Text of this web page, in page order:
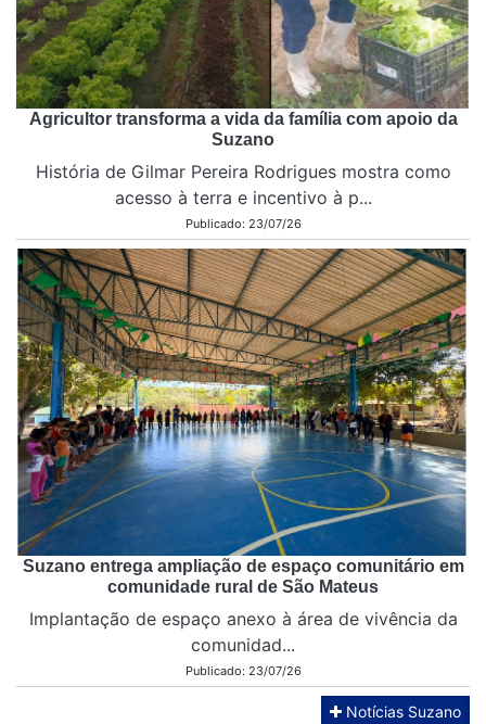
Agricultor transforma a vida da família com apoio da
Suzano
História de Gilmar Pereira Rodrigues mostra como
acesso à terra e incentivo à p...
Publicado: 23/07/26
Suzano entrega ampliação de espaço comunitário em
comunidade rural de São Mateus
Implantação de espaço anexo à área de vivência da
comunidad...
Publicado: 23/07/26
Notícias Suzano